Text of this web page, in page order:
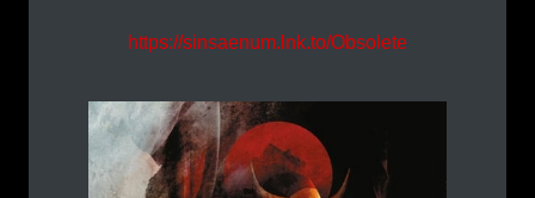
https://sinsaenum.lnk.to/Obsolete